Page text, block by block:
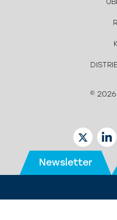
©
TWITTER
Newsletter